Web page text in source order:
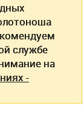
службе
на
-